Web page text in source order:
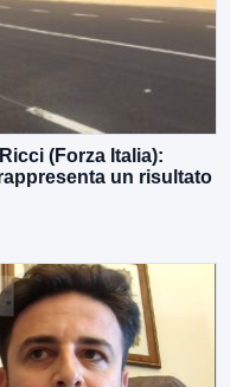
(Forza Italia):
un risultato